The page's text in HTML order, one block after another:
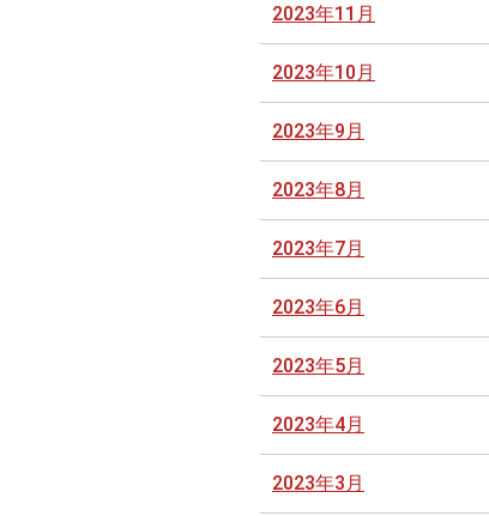
2023年11月
2023年10月
2023年9月
2023年8月
2023年7月
2023年6月
2023年5月
2023年4月
2023年3月